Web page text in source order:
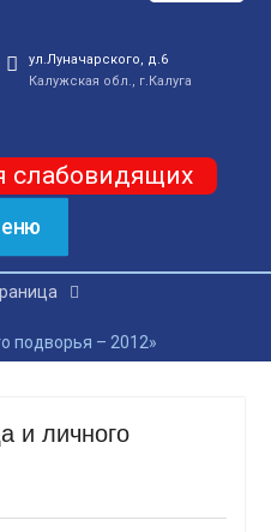
ул.Луначарского, д.6
Калужская обл., г.Калуга
слабовидящих
подворья – 2012»
и личного